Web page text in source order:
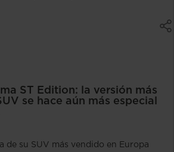
ST Edition: la versión más
se hace aún más especial
de su SUV más vendido en Europa